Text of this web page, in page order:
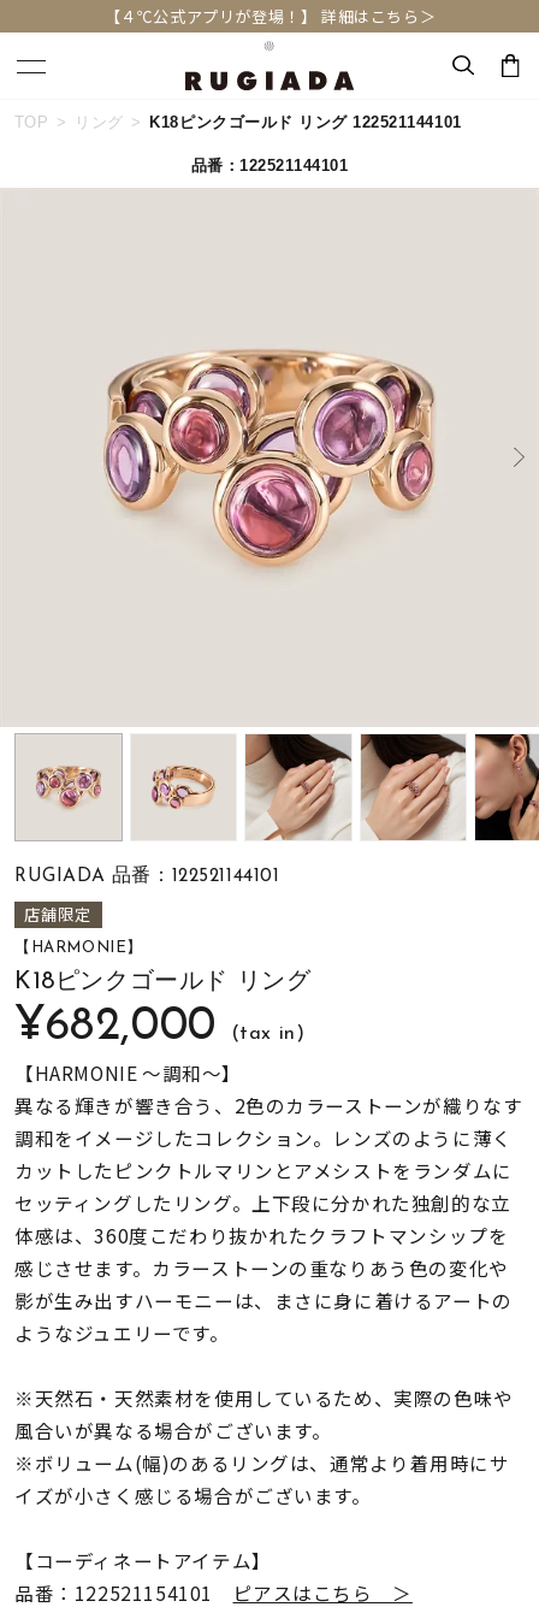
【４℃公式アプリが登場！】 詳細はこちら＞
キーワードで検索する
RUGIADA
カテゴリー すべてのジュエリー
誕生石
石の色
ファッションテイス
ト
着用シーン
コレクション
レディース
リングサイズ
～
リングサイズ
価格 ¥0
在庫 在庫ありのみ
TOP リング K18ピンクゴールド リング 122521144101
品番：122521144101
RUGIADA 品番：122521144101
店舗限定
【HARMONIE】
K18ピンクゴールド リング
¥682,000 (tax in)
【HARMONIE ～調和～】
異なる輝きが響き合う、2色のカラーストーンが織りなす
調和をイメージしたコレクション。レンズのように薄く
カットしたピンクトルマリンとアメシストをランダムに
セッティングしたリング。上下段に分かれた独創的な立
体感は、360度こだわり抜かれたクラフトマンシップを
感じさせます。カラーストーンの重なりあう色の変化や
影が生み出すハーモニーは、まさに身に着けるアートの
ようなジュエリーです。
※天然石・天然素材を使用しているため、実際の色味や
風合いが異なる場合がございます。
※ボリューム(幅)のあるリングは、通常より着用時にサ
イズが小さく感じる場合がございます。
【コーディネートアイテム】
品番：122521154101
ピアスはこちら ＞